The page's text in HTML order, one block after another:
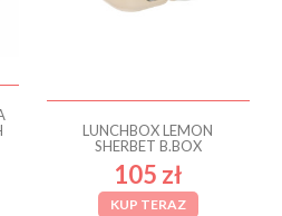
LUNCHBOX LEMON
SHERBET B.BOX
105 zł
KUP TERAZ